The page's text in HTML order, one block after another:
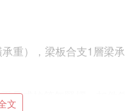
重），梁板合支1層梁
具式柱箍無豎楞，扣件
文